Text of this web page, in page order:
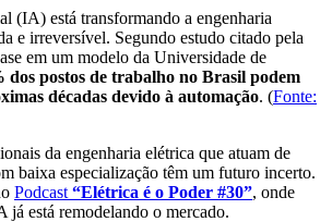
(IA) está transformando a engenharia
e irreversível. Segundo estudo citado pela
em um modelo da Universidade de
dos postos de trabalho no Brasil podem
décadas devido à automação. (Fonte:
da engenharia elétrica que atuam de
baixa especialização têm um futuro incerto.
Podcast “Elétrica é o Poder #30”, onde
já está remodelando o mercado.